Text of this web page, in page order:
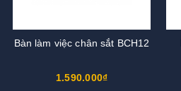
Bàn làm việc chân sắt BCH12
1.590.000₫